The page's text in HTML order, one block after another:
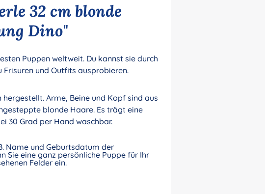
32 cm blonde
Dino"
Puppen weltweit. Du kannst sie durch
und Outfits ausprobieren.
Arme, Beine und Kopf sind aus
blonde Haare. Es trägt eine
30 Grad per Hand waschbar.
Name und Geburtsdatum der
Sie eine ganz persönliche Puppe für Ihr
Felder ein.